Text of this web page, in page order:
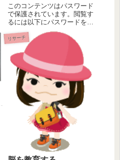
このコンテンツはパスワード
で保護されています。閲覧す
るには以下にパスワードを入
力してください。 パスワード:
リサーチ